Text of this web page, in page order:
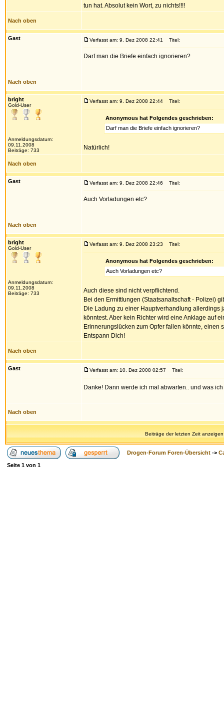
tun hat. Absolut kein Wort, zu nichts!!!!
Nach oben
Gast Verfasst am: 9. Dez 2008 22:41 Titel:
Darf man die Briefe einfach ignorieren?
Nach oben
bright
Gold-User
Anmeldungsdatum:
09.11.2008
Beiträge: 733
Verfasst am: 9. Dez 2008 22:44 Titel:
Anonymous hat Folgendes geschrieben:
Darf man die Briefe einfach ignorieren?
Natürlich!
Nach oben
Gast Verfasst am: 9. Dez 2008 22:46 Titel:
Auch Vorladungen etc?
Nach oben
bright
Gold-User
Anmeldungsdatum:
09.11.2008
Beiträge: 733
Verfasst am: 9. Dez 2008 23:23 Titel:
Anonymous hat Folgendes geschrieben:
Auch Vorladungen etc?
Auch diese sind nicht verpflichtend.
Bei den Ermittlungen (Staatsanaltschaft - Polizei)
Die Ladung zu einer Hauptverhandlung allerdings
könntest. Aber kein Richter wird eine Anklage auf
Erinnerungslücken zum Opfer fallen könnte,
Entspann Dich!
Nach oben
Gast Verfasst am: 10. Dez 2008 02:57 Titel:
Danke! Dann werde ich mal abwarten.. und was
Nach oben
Beiträge der letzten Zeit
Drogen-Forum Foren-Übersicht ->
Seite 1 von 1